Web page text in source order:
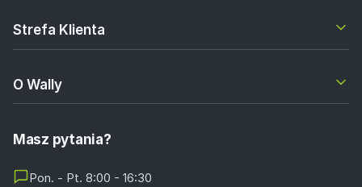
Strefa Klienta
O Wally
Masz pytania?
Pon. - Pt. 8:00 - 16:30